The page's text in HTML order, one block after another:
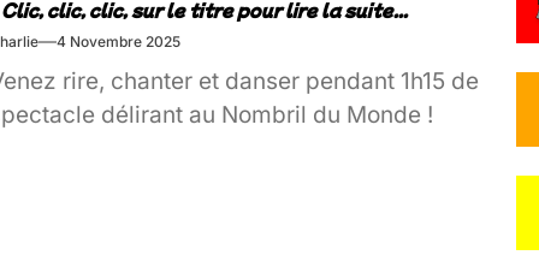
4 Novembre 2025
rire, chanter et danser pendant 1h15 de
délirant au Nombril du Monde !